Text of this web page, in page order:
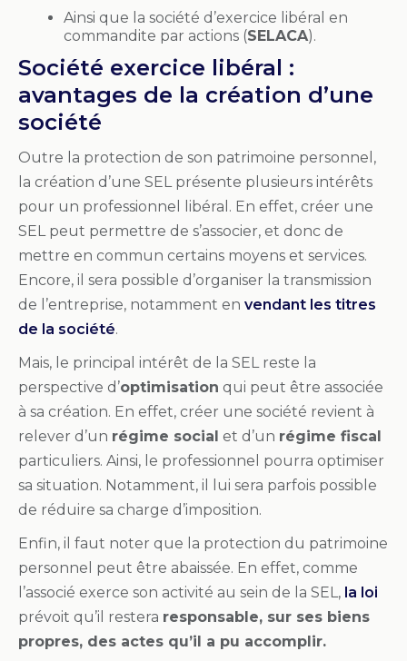
Ainsi que la société d’exercice libéral en
commandite par actions (SELACA).
Société exercice libéral :
avantages de la création d’une
société
Outre la protection de son patrimoine personnel,
la création d’une SEL présente plusieurs intérêts
pour un professionnel libéral. En effet, créer une
SEL peut permettre de s’associer, et donc de
mettre en commun certains moyens et services.
Encore, il sera possible d’organiser la transmission
de l’entreprise, notamment en vendant les titres
de la société.
Mais, le principal intérêt de la SEL reste la
perspective d’optimisation qui peut être associée
à sa création. En effet, créer une société revient à
relever d’un régime social et d’un régime fiscal
particuliers. Ainsi, le professionnel pourra optimiser
sa situation. Notamment, il lui sera parfois possible
de réduire sa charge d’imposition.
Enfin, il faut noter que la protection du patrimoine
personnel peut être abaissée. En effet, comme
l’associé exerce son activité au sein de la SEL, la loi
prévoit qu’il restera responsable, sur ses biens
propres, des actes qu’il a pu accomplir.